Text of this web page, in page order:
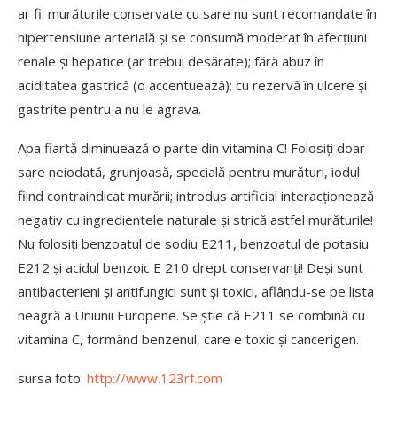
ar fi: murăturile conservate cu sare nu sunt recomandate în
hipertensiune arterială și se consumă moderat în afecțiuni
renale și hepatice (ar trebui desărate); fără abuz în
aciditatea gastrică (o accentuează); cu rezervă în ulcere și
gastrite pentru a nu le agrava.
Apa fiartă diminuează o parte din vitamina C! Folosiți doar
sare neiodată, grunjoasă, specială pentru murături, iodul
fiind contraindicat murării; introdus artificial interacționează
negativ cu ingredientele naturale și strică astfel murăturile!
Nu folosiți benzoatul de sodiu E211, benzoatul de potasiu
E212 și acidul benzoic E 210 drept conservanți! Deși sunt
antibacterieni și antifungici sunt și toxici, aflându-se pe lista
neagră a Uniunii Europene. Se știe că E211 se combină cu
vitamina C, formând benzenul, care e toxic și cancerigen.
sursa foto: http://www.123rf.com